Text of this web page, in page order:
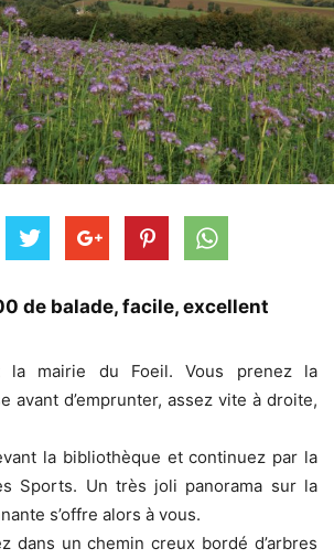
de balade, facile, excellent
la mairie du Foeil. Vous prenez la
avant d’emprunter, assez vite à droite,
la bibliothèque et continuez par la
Sports. Un très joli panorama sur la
s’offre alors à vous.
dans un chemin creux bordé d’arbres